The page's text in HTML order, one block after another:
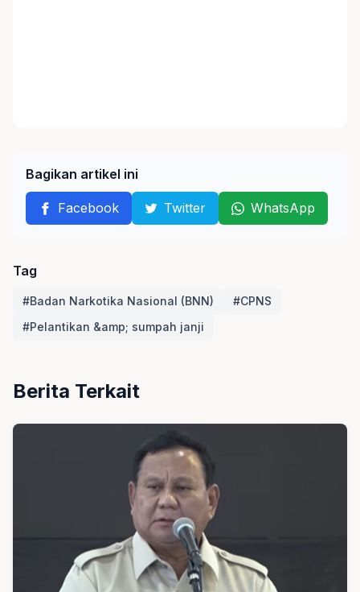
Bagikan artikel ini
Facebook Twitter WhatsApp
Tag
#Badan Narkotika Nasional (BNN)
#CPNS
#Pelantikan &amp; sumpah janji
Berita Terkait